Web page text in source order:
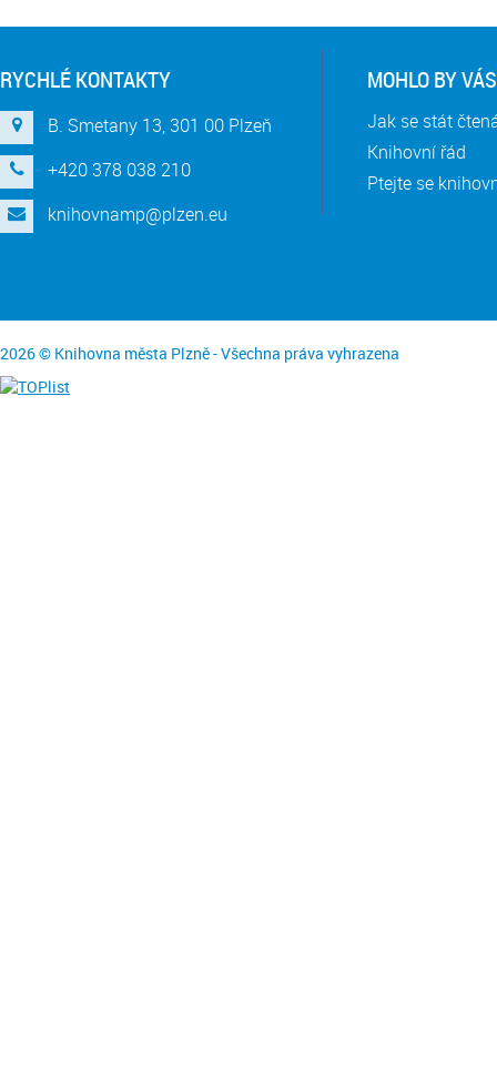
RYCHLÉ KONTAKTY
B. Smetany 13, 301 00 Plzeň
+420 378 038 210
knihovnamp@plzen.eu
MOHLO BY
Jak se stát
Knihovní řád
Ptejte se
2026 © Knihovna města Plzně - Všechna práva vyhrazena